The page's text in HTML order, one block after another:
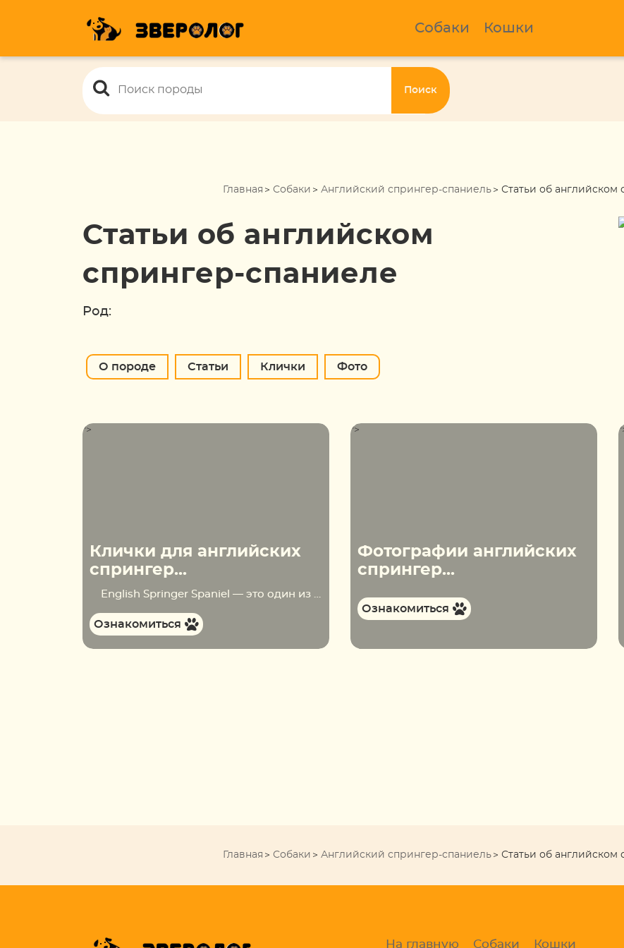
Собаки Кошки
Поиск
Главная Собаки Английский спрингер-спаниель Статьи об английском
Статьи об английском
спрингер-спаниеле
Род:
О породе Статьи Клички Фото
">
Клички для английских
спрингер...
English Springer Spaniel — это один из известнейших представителей группы охотничьих собак. Изначально спрингеры ходили исключительно на соколов. Но со временем перечень дичи, с которой они могли совладать значительно расширился. Охотники сумели понять, что спрингеру под силу справиться…
Ознакомиться
">
Фотографии английских
спрингер...
Ознакомиться
Главная Собаки Английский спрингер-спаниель Статьи об английском
На главную Собаки Кошки